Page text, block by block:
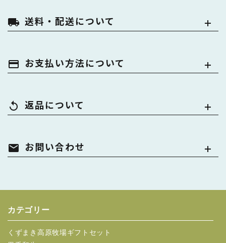
local_shipping 送料・配送について
payment お支払い方法について
replay 返品について
mail お問い合わせ
カテゴリー
くずまき高原牧場ギフトセット